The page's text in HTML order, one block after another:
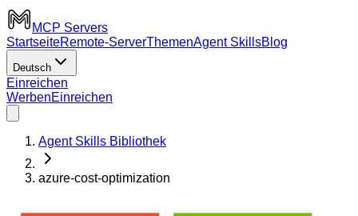
MCP Servers
StartseiteRemote-ServerThemenAgent SkillsBlog
Deutsch
Einreichen
WerbenEinreichen
Agent Skills Bibliothek
azure-cost-optimization